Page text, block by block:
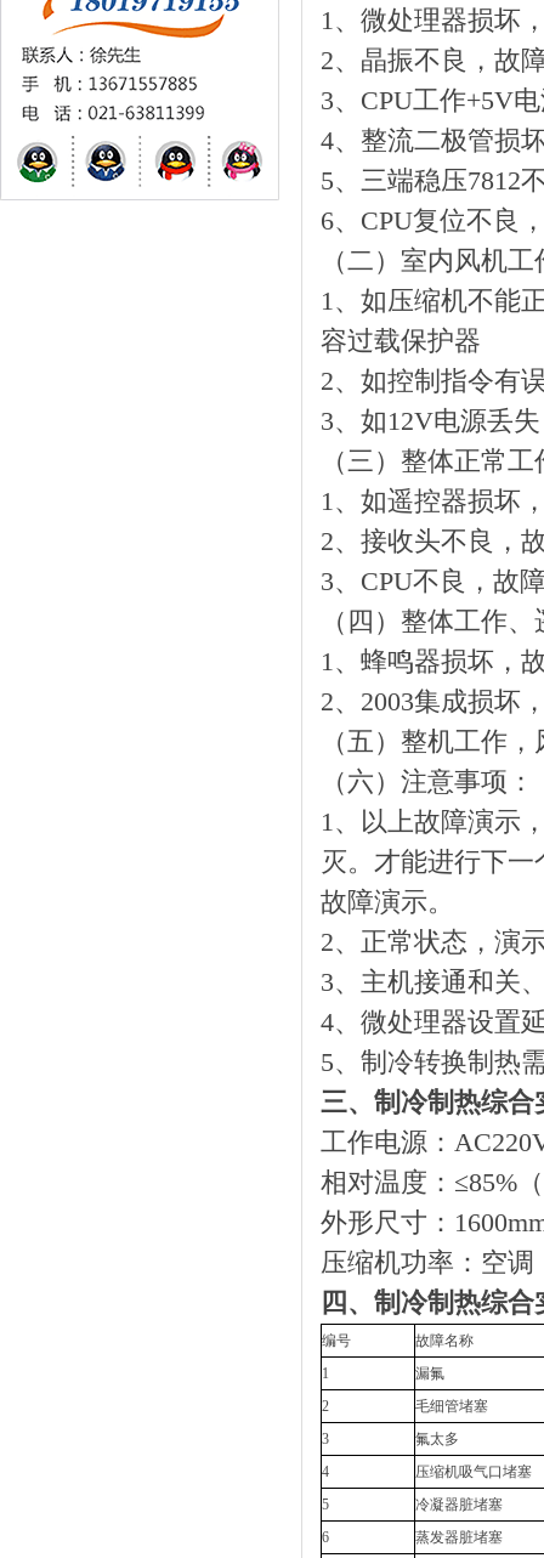
1、微处理器损坏
2、晶振不良，故
3、CPU工作+5V
4、整流二极管损
5、三端稳压7812
6、CPU复位不良
（二）室内风机
1、如压缩机不能
容过载保护器
2、如控制指令有
3、如12V电源丢
（三）整体正常
1、如遥控器损坏
2、接收头不良，
3、CPU不良，故
（四）整体工作
1、蜂鸣器损坏，
2、2003集成损坏
（五）整机工作
（六）注意事项：
1、以上故障演示
灭。才能进行下一
故障演示。
2、正常状态，演
3、主机接通和关
4、微处理器设置
5、制冷转换制热
三、制冷制热综
工作电源：
相对温度：≤85%
外形尺寸：
压缩机功率：空调
四、制冷制热综
编号
故障名称
1
漏氟
2
毛细管堵塞
3
氟太多
4
压缩机吸气口堵塞
5
冷凝器脏堵塞
6
蒸发器脏堵塞